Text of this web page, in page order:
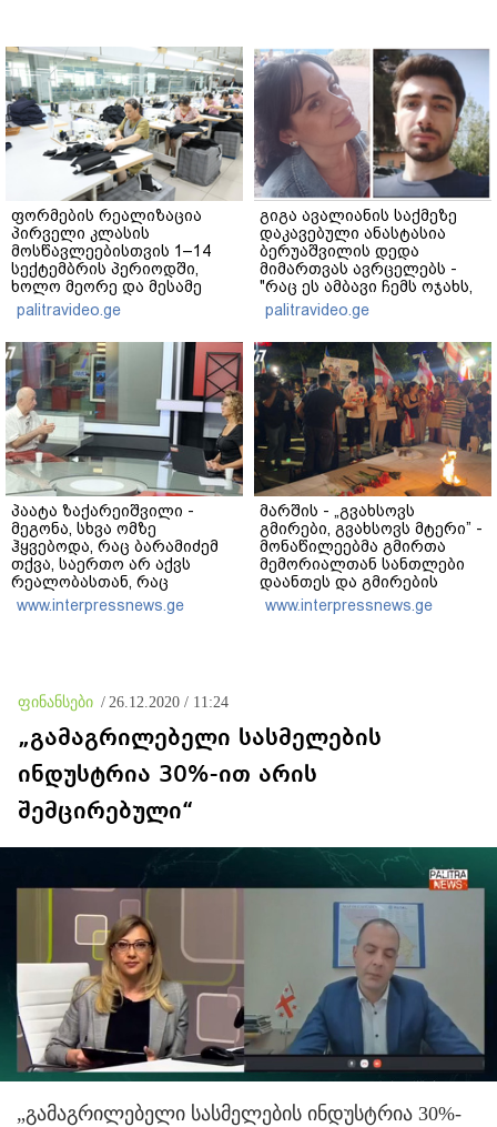
ფორმების რეალიზაცია
პირველი კლასის
მოსწავლეებისთვის 1–14
სექტემბრის პერიოდში,
ხოლო მეორე და მესამე
ეტაპებზე...
palitravideo.ge
გიგა ავალიანის საქმეზე
დაკავებული ანასტასია
ბერუაშვილის დედა
მიმართვას ავრცელებს -
"რაც ეს ამბავი ჩემს ოჯახს,
ჩემს ანასტასიას გადახდა
თავს, მის მერე მე მე არ
ვარ"
palitravideo.ge
პაატა ზაქარეიშვილი -
მეგონა, სხვა ომზე
ჰყვებოდა, რაც ბარამიძემ
თქვა, საერთო არ აქვს
რეალობასთან, რაც
აფხაზეთში იყო - შემიძლია
ადამიანებს ვაჩვენო
www.interpressnews.ge
მარშის - „გვახსოვს
გმირები, გვახსოვს მტერი” -
მონაწილეებმა გმირთა
მემორიალთან სანთლები
დაანთეს და გმირების
ხსოვნას პატივი მიაგეს
www.interpressnews.ge
ფინანსები / 26.12.2020 / 11:24
„გამაგრილებელი სასმელების
ინდუსტრია 30%-ით არის
შემცირებული“
„გამაგრილებელი სასმელების ინდუსტრია 30%-